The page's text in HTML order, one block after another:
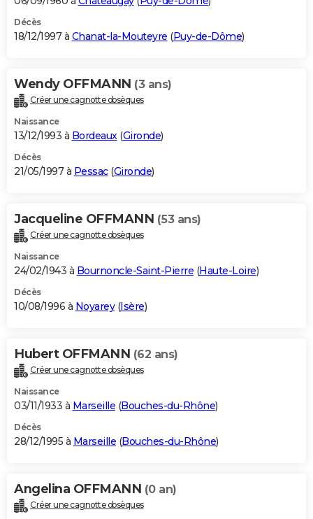
Décès
18/12/1997 à Chanat-la-Mouteyre (Puy-de-Dôme)
Wendy OFFMANN (3 ans)
Créer une cagnotte obsèques
Naissance
13/12/1993 à Bordeaux(Gironde)
Décès
21/05/1997 à Pessac(Gironde)
Jacqueline OFFMANN (53 ans)
Créer une cagnotte obsèques
Naissance
24/02/1943 à Bournoncle-Saint-Pierre (Haute-Loire)
Décès
10/08/1996 à Noyarey(Isère)
Hubert OFFMANN (62 ans)
Créer une cagnotte obsèques
Naissance
03/11/1933 à Marseille (Bouches-du-Rhône)
Décès
28/12/1995 à Marseille (Bouches-du-Rhône)
Angelina OFFMANN (0 an)
Créer une cagnotte obsèques